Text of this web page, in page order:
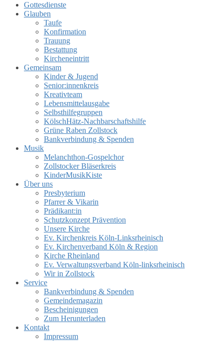
Gottesdienste
Glauben
Taufe
Konfirmation
Trauung
Bestattung
Kircheneintritt
Gemeinsam
Kinder & Jugend
Senior:innenkreis
Kreativteam
Lebensmittelausgabe
Selbsthilfegruppen
KölschHätz-Nachbarschaftshilfe
Grüne Raben Zollstock
Bankverbindung & Spenden
Musik
Melanchthon-Gospelchor
Zollstocker Bläserkreis
KinderMusikKiste
Über uns
Presbyterium
Pfarrer & Vikarin
Prädikant:in
Schutzkonzept Prävention
Unsere Kirche
Ev. Kirchenkreis Köln-Linksrheinisch
Ev. Kirchenverband Köln & Region
Kirche Rheinland
Ev. Verwaltungsverband Köln-linksrheinisch
Wir in Zollstock
Service
Bankverbindung & Spenden
Gemeindemagazin
Bescheinigungen
Zum Herunterladen
Kontakt
Impressum